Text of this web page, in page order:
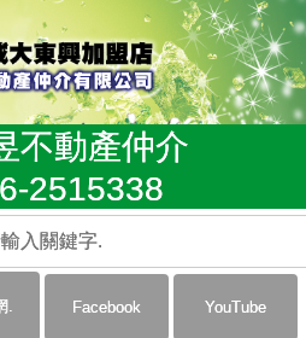
不動產仲介
2515338